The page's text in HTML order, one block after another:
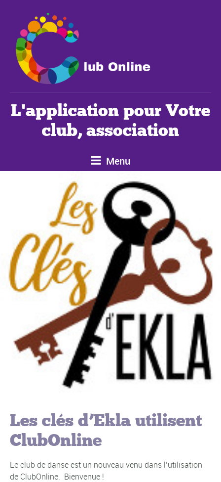
L'application pour Votre
club, association
Menu
Les clés d’Ekla utilisent
ClubOnline
Le club de danse est un nouveau venu dans l’utilisation
de ClubOnline. Bienvenue !